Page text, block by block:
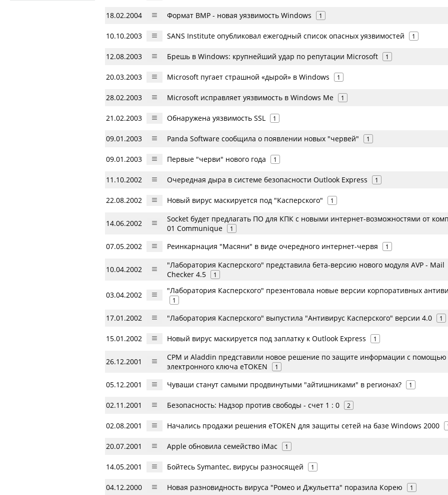
18.02.2004 Формат BMP - новая уязвимость Windows 1
10.10.2003 SANS Institute опубликовал ежегодный список опасных уязвимостей 1
12.08.2003 Брешь в Windows: крупнейший удар по репутации Microsoft 1
20.03.2003 Microsoft пугает страшной «дырой» в Windows 1
28.02.2003 Microsoft исправляет уязвимость в Windows Me 1
21.02.2003 Обнаружена уязвимость SSL 1
09.01.2003 Panda Software cообщила о появлении новых "червей" 1
09.01.2003 Первые "черви" нового года 1
11.10.2002 Очередная дыра в системе безопасности Outlook Express 1
22.08.2002 Новый вирус маскируется под "Касперского" 1
14.06.2002
Socket будет предлагать ПО для КПК с новыми интернет-возможностями от
01 Communique
1
07.05.2002 Реинкарнация "Масяни" в виде очередного интернет-червя 1
10.04.2002
"Лаборатория Касперского" представила бета-версию нового модуля АVP - Mail
Checker 4.5
1
03.04.2002 "Лаборатория Касперского" презентовала новые версии корпоративных
1
17.01.2002 "Лаборатория Касперского" выпустила "Антивирус Касперского" версии 4.0 1
15.01.2002 Новый вирус маскируется под заплатку к Outlook Express 1
26.12.2001
CPM и Aladdin представили новое решение по защите информации с помощью
электронного ключа eTOKEN
1
05.12.2001 Чуваши станут самыми продвинутыми "айтишниками" в регионах? 1
02.11.2001 Безопасность: Надзор против свободы - счет 1 : 0 2
02.08.2001 Начались продажи решения eTOKEN для защиты сетей на базе Windows 2000
20.07.2001 Apple обновила семейство iMac 1
14.05.2001 Бойтесь Symantec, вирусы разносящей 1
04.12.2000 Новая разновидность вируса "Ромео и Джульетта" поразила Корею 1